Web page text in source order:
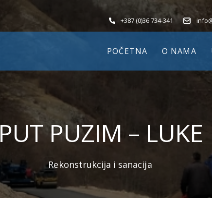
+387 (0)36 734-341
POČETNA O NAMA
PUT PUZIM – LUKE
Rekonstrukcija i sanacija